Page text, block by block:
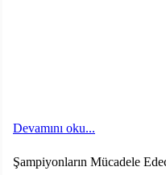
Devamını oku...
Şampiyonların Mücadele